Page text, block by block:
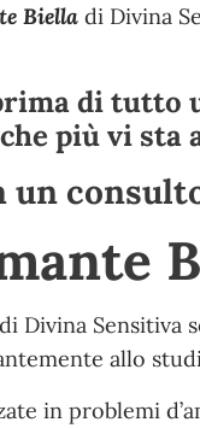
Bielladi Divina
di tutto
che più vi sta
un
Divina Sensitiva
allo
in problemi